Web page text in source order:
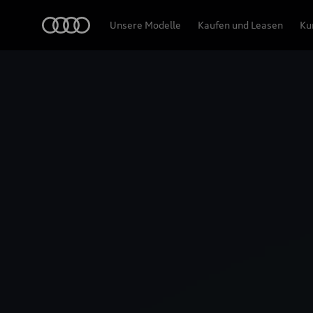
Unsere Modelle Kaufen und Leasen